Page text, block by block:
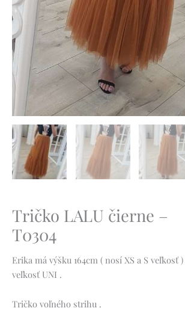
Tričko LALU čierne –
T0304
Erika má výšku 164cm ( nosí XS a S veľkosť
veľkosť UNI .
Tričko voľného strihu .